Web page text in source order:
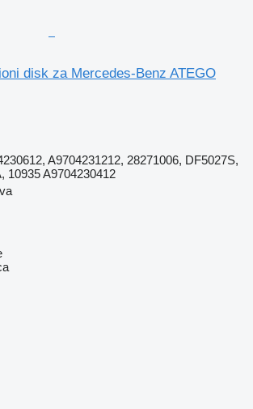
disk za Mercedes-Benz ATEGO
A9704231212, 28271006, DF5027S,
10935 A9704230412